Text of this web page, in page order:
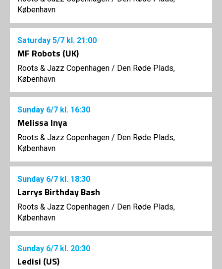
København
Saturday 5/7 kl. 21:00
MF Robots (UK)
Roots & Jazz Copenhagen / Den Røde Plads,
København
Sunday 6/7 kl. 16:30
Melissa Inya
Roots & Jazz Copenhagen / Den Røde Plads,
København
Sunday 6/7 kl. 18:30
Larrys Birthday Bash
Roots & Jazz Copenhagen / Den Røde Plads,
København
Sunday 6/7 kl. 20:30
Ledisi (US)